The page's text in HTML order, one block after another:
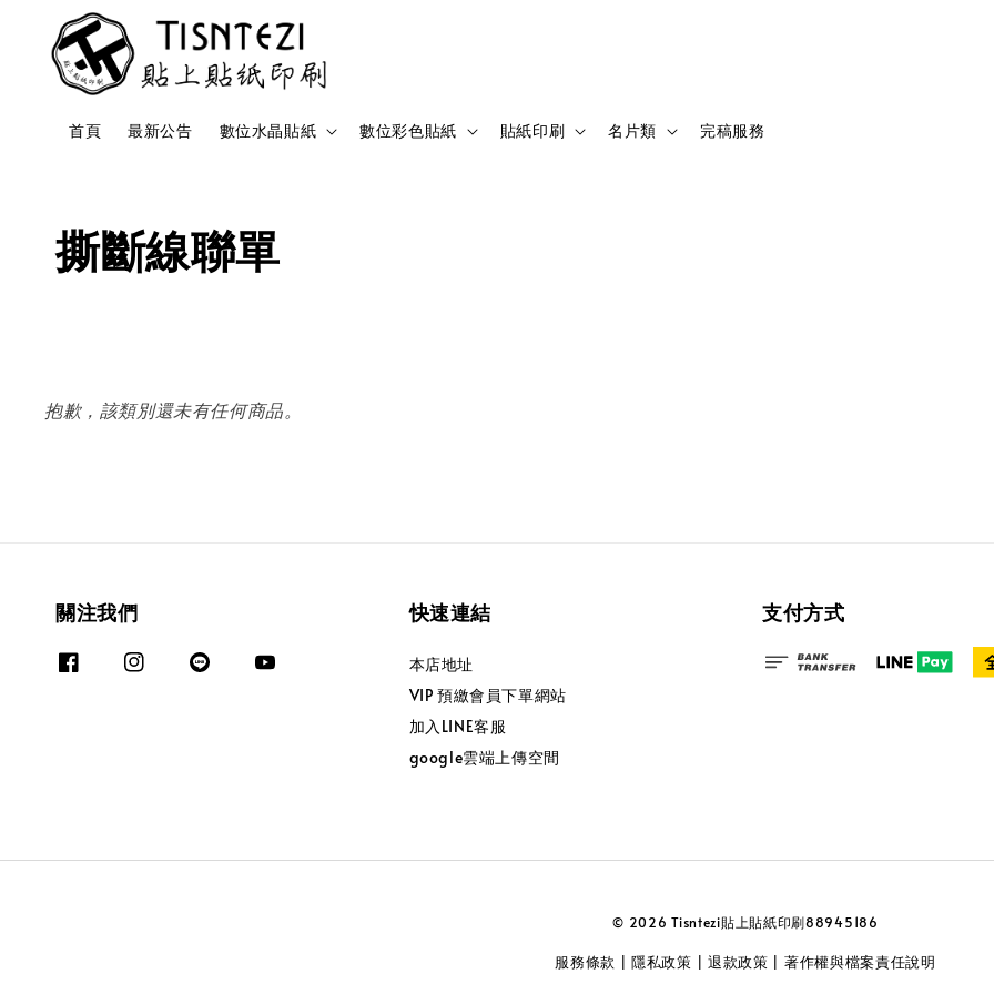
首頁 最新公告 數位水晶貼紙 數位彩色貼紙 貼紙印刷 名片類 完稿服務
撕斷線聯單
抱歉，該類別還未有任何商品。
關注我們 快速連結
本店地址
VIP 預繳會員下單網站
加入LINE客服
google雲端上傳空間
支付方式
© 2026 Tisntezi貼上貼紙印刷88945186
服務條款 |隱私政策 退款政策 著作權與檔案責任說明